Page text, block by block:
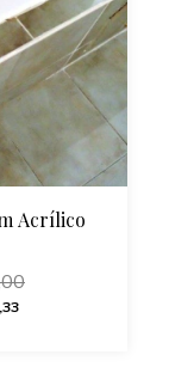
Acrílico